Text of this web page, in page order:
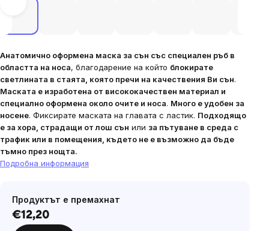
Анатомично оформена маска за сън със специален ръб в
областта на носа, благодарение на който блокирате
светлината в стаята, която пречи на качествения Ви сън.
Маската е изработена от висококачествен материал и
специално оформена около очите и носа. Много е удобен за
носене. Фиксирате маската на главата с ластик. Подходящо
е за хора, страдащи от лош сън или за пътуване в среда с
трафик или в помещения, където не е възможно да бъде
тъмно през нощта.
Подробна информация
Продуктът е премахнат
€12,20